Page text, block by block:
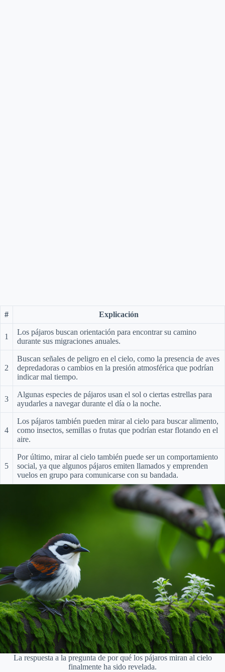
# Explicación
1
Los pájaros buscan orientación para encontrar su camino
durante sus migraciones anuales.
2
Buscan señales de peligro en el cielo, como la presencia de aves
depredadoras o cambios en la presión atmosférica que podrían
indicar mal tiempo.
3
Algunas especies de pájaros usan el sol o ciertas estrellas para
ayudarles a navegar durante el día o la noche.
4
Los pájaros también pueden mirar al cielo para buscar alimento,
como insectos, semillas o frutas que podrían estar flotando en el
aire.
5
Por último, mirar al cielo también puede ser un comportamiento
social, ya que algunos pájaros emiten llamados y emprenden
vuelos en grupo para comunicarse con su bandada.
La respuesta a la pregunta de por qué los pájaros miran al cielo
finalmente ha sido revelada.